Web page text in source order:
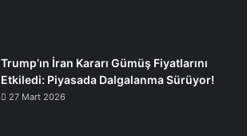
Trump’ın İran Kararı Gümüş Fiyatlarını
Etkiledi: Piyasada Dalgalanma Sürüyor!
27 Mart 2026